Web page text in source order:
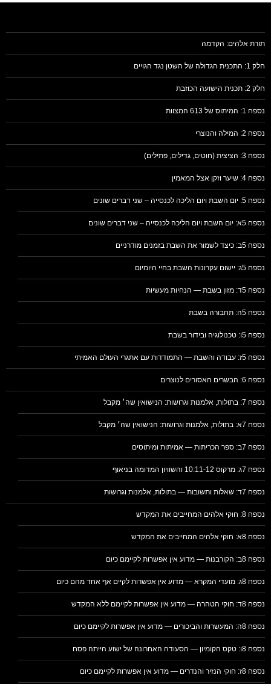
תורת אלהים: הקדמה
חלק 1: התכנית הגדולה של השטן נגד הגויים
חלק 2: תכנית הישועה הכוזבת
נספח 1: המיתוס של 613 המצוות
נספח 2: המילה והנוצרי
נספח 3: הציצית (חוטים, גדילים, פתילים)
נספח 4: שיער וזקן אצל המאמין
נספח 5: יום השבת ויום הליכה לכנסייה – שני דברים שונים
נספח 5א: יום השבת ויום הליכה לכנסייה – שני דברים שונים
נספח 5ב: כיצד לשמור את השבת בזמנים מודרניים
נספח 5ג: יישום עקרונות השבת בחיי היומיום
נספח 5ד: מזון בשבת — הנחיות מעשיות
נספח 5ה: תחבורה בשבת
נספח 5ו: טכנולוגיה ובידור בשבת
נספח 5ז: עבודה והשבת — התמודדות עם אתגרי העולם האמיתי
נספח 6: הבשרים האסורים לנוצרים
נספח 7: בתולות, אלמנות וגרושות: הנישואין שה׳ מקבל
נספח 7א: בתולות, אלמנות וגרושות: הנישואין שה׳ מקבל
נספח 7ב: ספר הכריתות — אמיתות ומיתוסים
נספח 7ג: מרקוס 10:11-12 והשוויון המדומה בניאוף
נספח 7ד: שאלות ותשובות — בתולות, אלמנות וגרושות
נספח 8: חוקי אלהים המחייבים את המקדש
נספח 8א: חוקי אלהים המחייבים את המקדש
נספח 8ב: הקורבנות — מדוע אין אפשרות לקיימם כיום
נספח 8ג: מועדי המקרא — מדוע אין אפשרות לקיים אף אחד מהם כיום
נספח 8ד: חוקי הטהרה — מדוע אין אפשרות לקיימם ללא המקדש
נספח 8ה: המעשרות והביכורים — מדוע אין אפשרות לקיימם כיום
נספח 8ו: טקס הקומיון — הסעודה האחרונה של ישוע הייתה פסח
נספח 8ז: חוקי הנזיר והנדרים — מדוע אין אפשרות לקיימם כיום